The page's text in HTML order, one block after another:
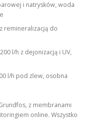
i natrysków, woda
remineralizacją do
l/h z dejonizacją i UV,
l/h pod zlew, osobna
z membranami
online. Wszystko